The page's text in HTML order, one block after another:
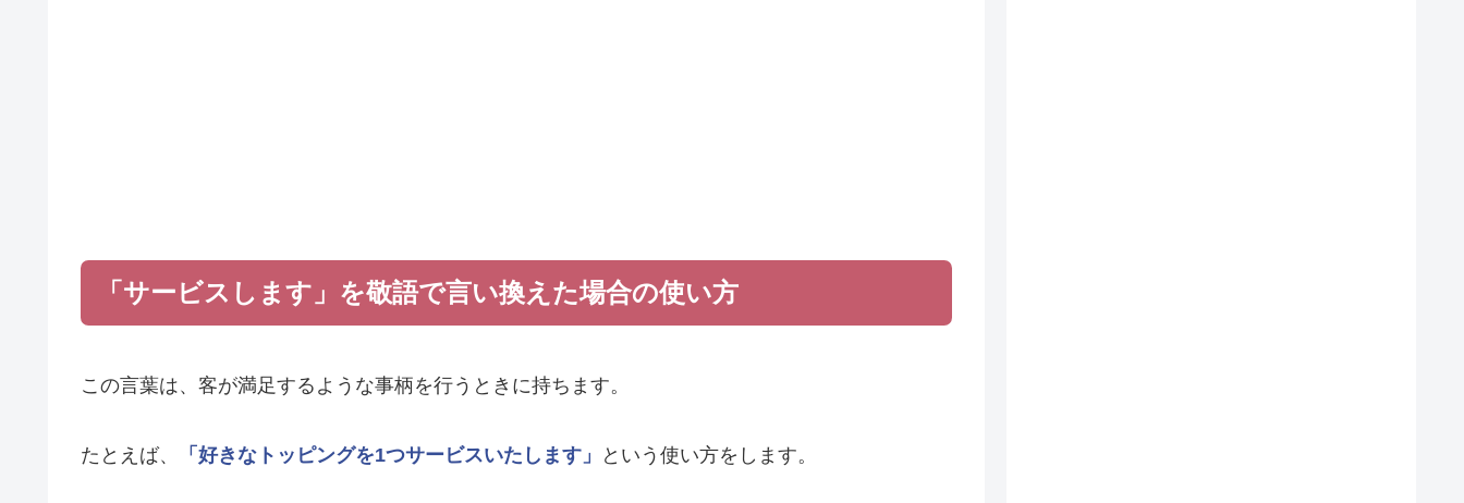
「サービスします」を敬語で言い換えた場合の使い方
この言葉は、客が満足するような事柄を行うときに持ちます。
たとえば、 「好きなトッピングを1つサービスいたします」 という使い方をします。